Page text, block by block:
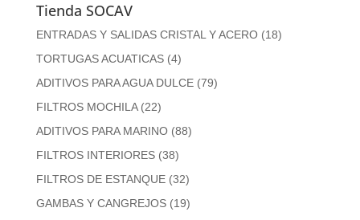
Tienda SOCAV
ENTRADAS Y SALIDAS CRISTAL Y ACERO (18)
TORTUGAS ACUATICAS (4)
ADITIVOS PARA AGUA DULCE (79)
FILTROS MOCHILA (22)
ADITIVOS PARA MARINO (88)
FILTROS INTERIORES (38)
FILTROS DE ESTANQUE (32)
GAMBAS Y CANGREJOS (19)